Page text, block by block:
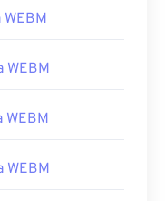
webmmf/
WEBM
WEBM
WEBM
WEBM